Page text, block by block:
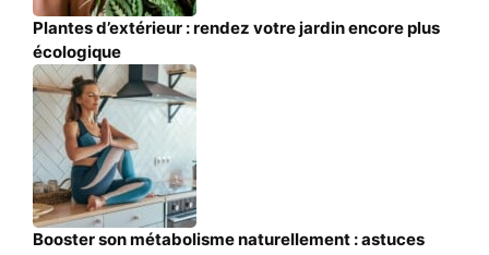
Plantes d’extérieur : rendez votre jardin encore plus
écologique
Booster son métabolisme naturellement : astuces